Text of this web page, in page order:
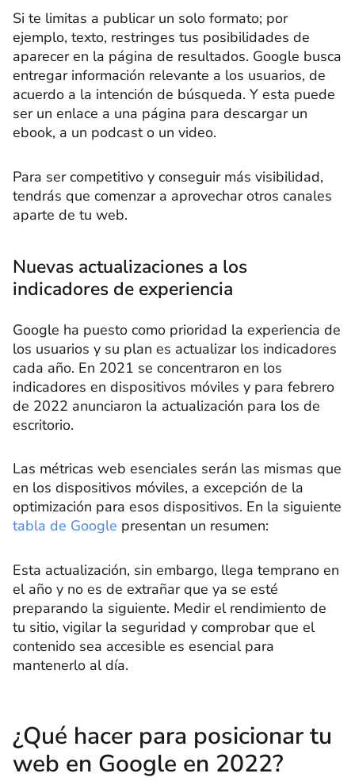
Si te limitas a publicar un solo formato; por
ejemplo, texto, restringes tus posibilidades de
aparecer en la página de resultados. Google busca
entregar información relevante a los usuarios, de
acuerdo a la intención de búsqueda. Y esta puede
ser un enlace a una página para descargar un
ebook, a un podcast o un video.
Para ser competitivo y conseguir más visibilidad,
tendrás que comenzar a aprovechar otros canales
aparte de tu web.
Nuevas actualizaciones a los
indicadores de experiencia
Google ha puesto como prioridad la experiencia de
los usuarios y su plan es actualizar los indicadores
cada año. En 2021 se concentraron en los
indicadores en dispositivos móviles y para febrero
de 2022 anunciaron la actualización para los de
escritorio.
Las métricas web esenciales serán las mismas que
en los dispositivos móviles, a excepción de la
optimización para esos dispositivos. En la siguiente
tabla de Google presentan un resumen:
Esta actualización, sin embargo, llega temprano en
el año y no es de extrañar que ya se esté
preparando la siguiente. Medir el rendimiento de
tu sitio, vigilar la seguridad y comprobar que el
contenido sea accesible es esencial para
mantenerlo al día.
¿Qué hacer para posicionar tu
web en Google en 2022?